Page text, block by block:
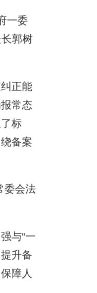
一委
郭树
正能
常态
标
备案
委会法
与“一
升备
障人